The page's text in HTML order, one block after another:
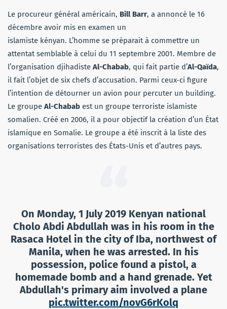
Le procureur général américain, Bill Barr, a annoncé le 16
décembre avoir mis en examen un
islamiste kényan. L’homme se préparait à commettre un
attentat semblable à celui du 11 septembre 2001. Membre de
l’organisation djihadiste Al-Chabab, qui fait partie d’Al-Qaïda,
il fait l’objet de six chefs d’accusation. Parmi ceux-ci figure
l’intention de détourner un avion pour percuter un building.
Le groupe Al-Chabab est un groupe terroriste islamiste
somalien. Créé en 2006, il a pour objectif la création d’un État
islamique en Somalie. Le groupe a été inscrit à la liste des
organisations terroristes des États-Unis et d’autres pays.
On Monday, 1 July 2019 Kenyan national
Cholo Abdi Abdullah was in his room in the
Rasaca Hotel in the city of Iba, northwest of
Manila, when he was arrested. In his
possession, police found a pistol, a
homemade bomb and a hand grenade. Yet
Abdullah's primary aim involved a plane
pic.twitter.com/novG6rKolq